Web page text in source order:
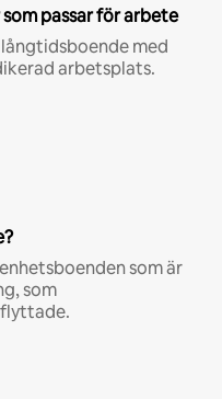
passar för arbete
med
arbetsplats.
som är
som